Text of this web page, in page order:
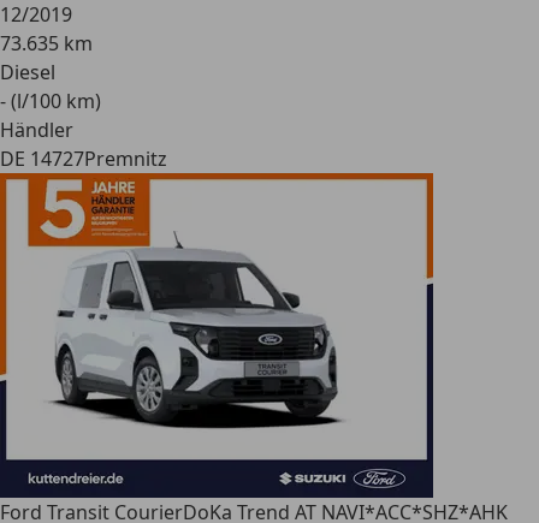
12/2019
73.635 km
Diesel
- (l/100 km)
Händler
DE 14727Premnitz
Ford Transit CourierDoKa Trend AT NAVI*ACC*SHZ*AHK